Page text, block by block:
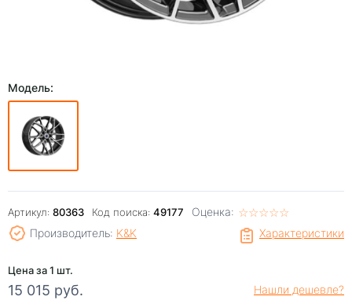
Модель:
Артикул: 80363 Код поиска: 49177 Оценка: ☆☆☆☆☆
★★★★★
Характеристики
Производитель: K&K
Цена за 1 шт.
15 015 руб. Нашли дешевле?